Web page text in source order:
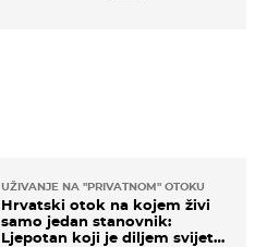
UŽIVANJE NA "PRIVATNOM" OTOKU
Hrvatski otok na kojem živi
samo jedan stanovnik:
Ljepotan koji je diljem svijeta